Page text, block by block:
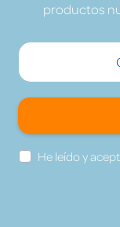
productos
He leído y